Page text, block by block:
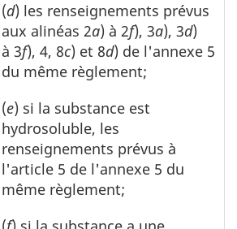
(d) les renseignements prévus
aux alinéas 2a) à 2f), 3a), 3d)
à 3f), 4, 8c) et 8d) de l'annexe 5
du même règlement;
(e) si la substance est
hydrosoluble, les
renseignements prévus à
l'article 5 de l'annexe 5 du
même règlement;